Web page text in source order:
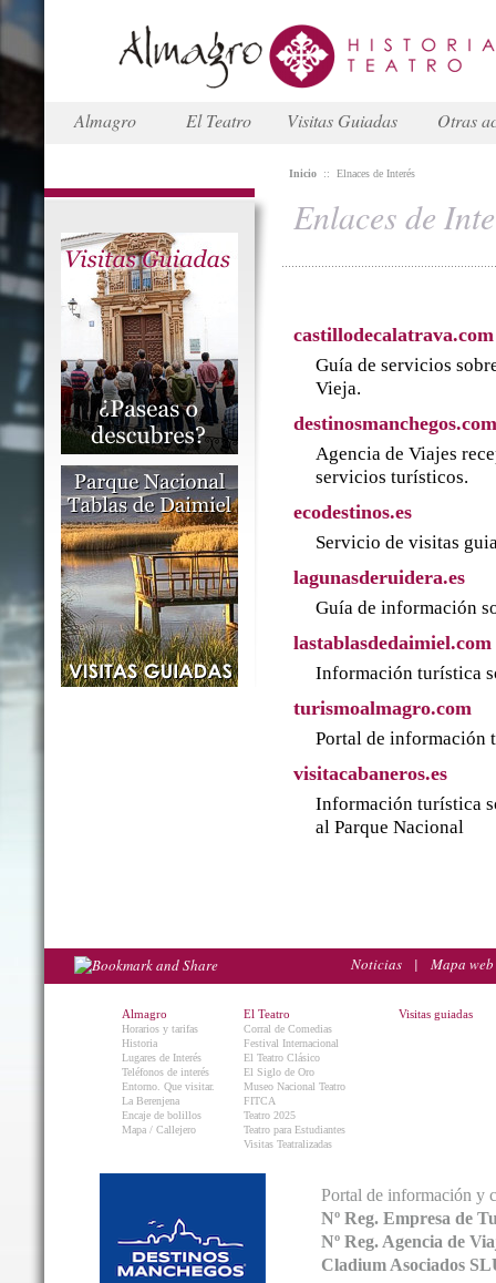
Almagro El Teatro Visitas Guiadas Otras
Inicio :: Elnaces de Interés
Enlaces de
castillodecalatrava.com
Guía de servicios
Vieja.
destinosmanchegos.com
Agencia de Viajes
servicios turísticos.
ecodestinos.es
Servicio de visitas
lagunasderuidera.es
Guía de información
lastablasdedaimiel.com
Información turística
turismoalmagro.com
Portal de información
visitacabaneros.es
Información turística
al Parque Nacional
Noticias | Mapa web
Almagro
Horarios y tarifas
Historia
Lugares de Interés
Teléfonos de interés
Entorno. Que visitar.
La Berenjena
Encaje de bolillos
Mapa / Callejero
El Teatro
Corral de Comedias
Festival Internacional
El Teatro Clásico
El Siglo de Oro
Museo Nacional Teatro
FITCA
Teatro 2025
Teatro para Estudiantes
Visitas Teatralizadas
Visitas guiadas
Portal de información y
Nº Reg. Empresa de
Nº Reg. Agencia de
Cladium Asociados